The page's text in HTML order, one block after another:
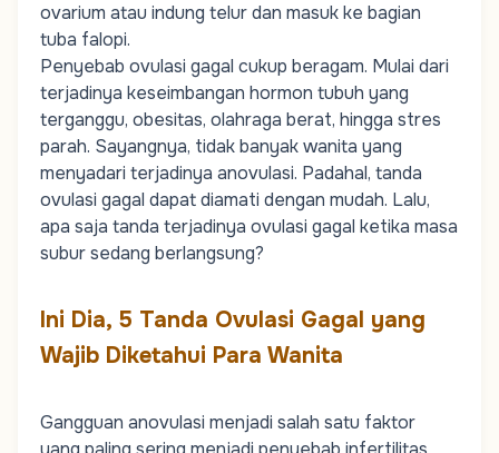
ovarium atau indung telur dan masuk ke bagian
tuba falopi.
Penyebab ovulasi gagal cukup beragam. Mulai dari
terjadinya keseimbangan hormon tubuh yang
terganggu, obesitas, olahraga berat, hingga stres
parah. Sayangnya, tidak banyak wanita yang
menyadari terjadinya anovulasi. Padahal, tanda
ovulasi gagal dapat diamati dengan mudah. Lalu,
apa saja tanda terjadinya ovulasi gagal ketika masa
subur sedang berlangsung?
Ini Dia, 5 Tanda Ovulasi Gagal yang
Wajib Diketahui Para Wanita
Gangguan anovulasi menjadi salah satu faktor